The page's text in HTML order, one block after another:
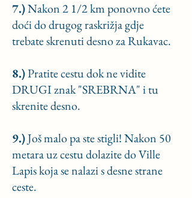
7.)Nakon 2 1/2 km ponovno ćete
doći do drugog raskrižja gdje
trebate skrenuti desno za Rukavac.
8.)Pratite cestu dok ne vidite
DRUGI znak "SREBRNA" i tu
skrenite desno.
9.)Još malo pa ste stigli! Nakon 50
metara uz cestu dolazite do Ville
Lapis koja se nalazi s desne strane
ceste.